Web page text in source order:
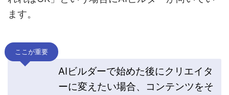
ます。
ここが重要
AIビルダーで始めた後にクリエイタ
ーに変えたい場合、コンテンツをそ